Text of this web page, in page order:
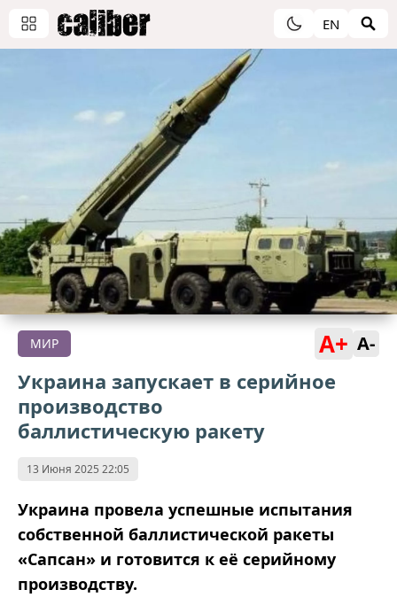
EN
МИР A+ A-
Украина запускает в серийное
производство
баллистическую ракету
13 Июня 2025 22:05
Украина провела успешные испытания
собственной баллистической ракеты
«Сапсан» и готовится к её серийному
производству.